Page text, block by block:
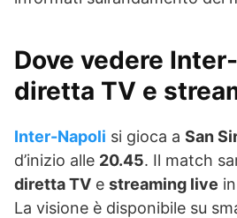
Dove vedere
diretta TV e
Inter-Napoli si gioca a San
d’inizio alle 20.45. Il match
diretta TV e streaming live
La visione è disponibile su